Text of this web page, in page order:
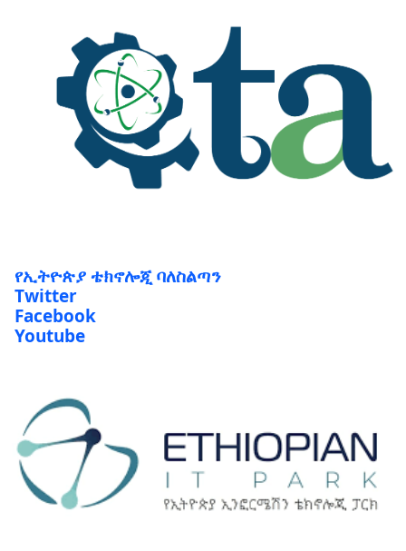
የኢትዮጵያ ቴክኖሎጂ ባለስልጣን
Twitter
Facebook
Youtube